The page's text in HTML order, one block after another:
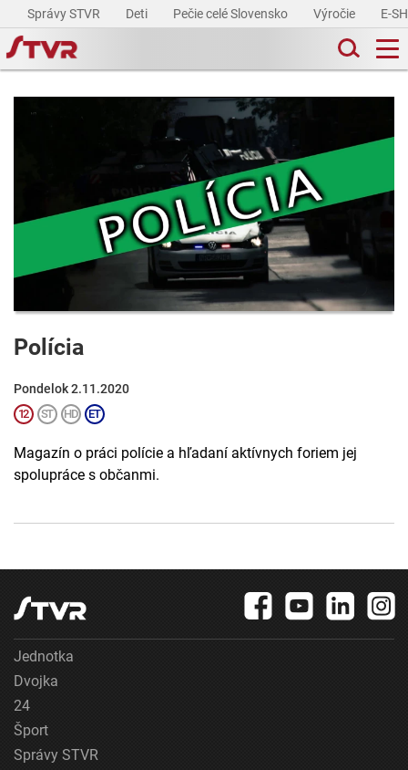
Správy STVR Deti Pečie celé Slovensko Výročie E-
Polícia
Pondelok 2.11.2020
Magazín o práci polície a hľadaní aktívnych foriem jej
spolupráce s občanmi.
Jednotka
Dvojka
24
Šport
Správy STVR